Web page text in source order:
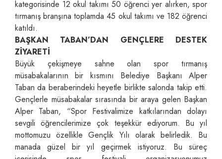
kategorisinde 12 okul takımı 50 öğrenci yer alırken, spor
tırmanış branşına toplamda 45 okul takımı ve 182 öğrenci
katıldı.
BAŞKAN TABAN’DAN GENÇLERE DESTEK
ZİYARETİ
Büyük çekişmeye sahne olan spor tırmanış
müsabakalarının bir kısmını Belediye Başkanı Alper
Taban da beraberindeki heyetle birlikte salonda takip etti.
Gençlerle müsabakalar sırasında bir araya gelen Başkan
Alper Taban, “Spor Festivalimize katkılarından dolayı
sevgili öğrencilerimize çok teşekkür ediyorum. Bu yıl
mottomuzu özellikle Gençlik Yılı olarak belirledik. Bu
manada güzel bir yıl geçirmek istiyoruz. Bu süreç